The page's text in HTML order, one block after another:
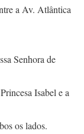
a Av. Atlântica
Senhora de
Isabel e a
os lados.